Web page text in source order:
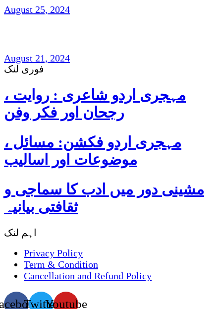
August 25, 2024
August 21, 2024
فوری لنک
مہجری اردو شاعری : روایت ،
رجحان اور فکر وفن
مہجری اردو فکشن: مسائل ،
موضوعات اور اسالیب
مشینی دور میں ادب کا سماجی و
ثقافتی بیانیہ
اہم لنک
Privacy Policy
Term & Condition
Cancellation and Refund Policy
TwitterYoutube